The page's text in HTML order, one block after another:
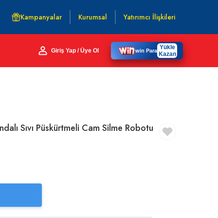
Kampanyalar Kurumsal Yatırımcı İlişkileri
Giriş Yap / Üye Ol win Para Yükle
Kazan
Sıvı Püskürtmeli Cam Silme Robotu